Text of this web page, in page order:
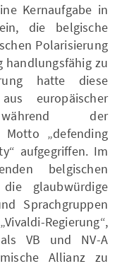
Kernaufgabe in
die belgische
Polarisierung
handlungsfähig zu
hatte diese
europäischer
der
Motto „defending
aufgegriffen. Im
belgischen
glaubwürdige
Sprachgruppen
Regierung“,
VB und NV-A
Allianz zu